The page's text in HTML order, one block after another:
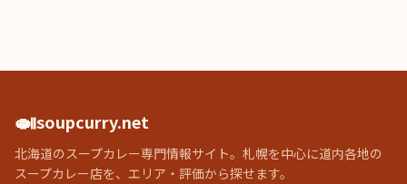
🍛soupcurry.net
北海道のスープカレー専門情報サイト。札幌を中心に道内各地の
スープカレー店を、エリア・評価から探せます。